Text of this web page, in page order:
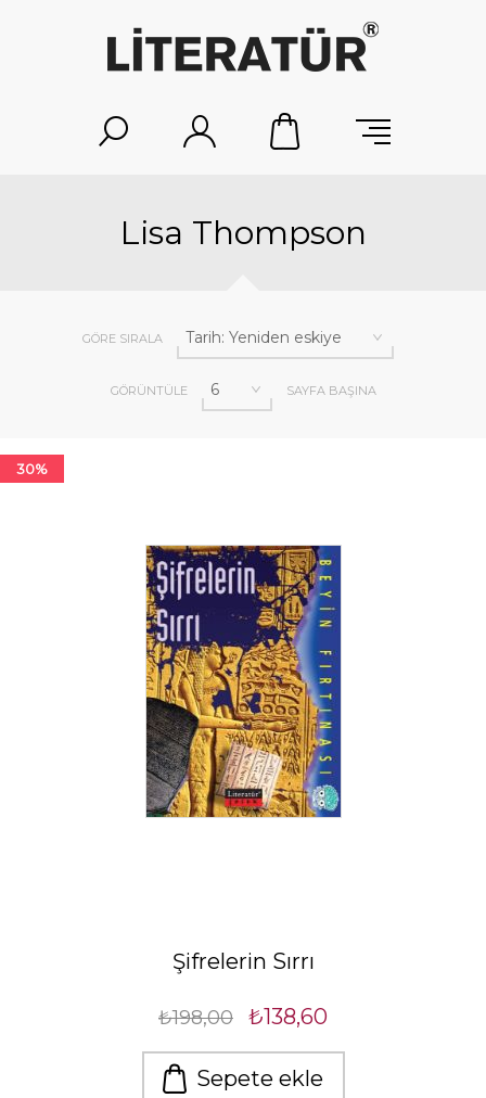
Lisa Thompson
GÖRE SIRALA
GÖRÜNTÜLE SAYFA BAŞINA
30%
Şifrelerin Sırrı
₺198,00 ₺138,60
Sepete ekle